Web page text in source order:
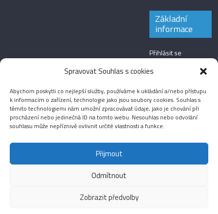
Spravovat Souhlas s cookies
Abychom poskytli co nejlepší služby, používáme k ukládání a/nebo přístupu
k informacím o zařízení, technologie jako jsou soubory cookies. Souhlas s
těmito technologiemi nám umožní zpracovávat údaje, jako je chování při
procházení nebo jedinečná ID na tomto webu. Nesouhlas nebo odvolání
souhlasu může nepříznivě ovlivnit určité vlastnosti a funkce.
Přijmout
Odmítnout
Zobrazit předvolby
Základní
informace
Přihlásit se
Zdroj kanálů
Kanál komentářů
Česká lokalizace
Fotografie Audio
Copyright © 2026Média IKSŽ. All rights reserved.
Theme: ColorMag Pro byThemeGrill. Drevet av